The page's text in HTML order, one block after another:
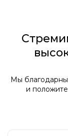
Мы
и